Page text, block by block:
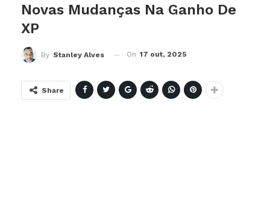
Novas Mudanças Na Ganho De
XP
By Stanley Alves On 17 out, 2025
Share